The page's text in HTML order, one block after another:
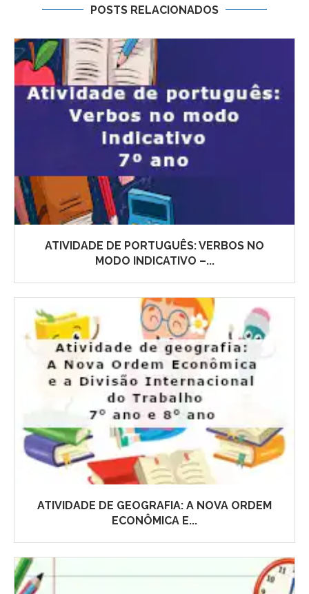
POSTS RELACIONADOS
ATIVIDADE DE PORTUGUÊS: VERBOS NO
MODO INDICATIVO –...
ATIVIDADE DE GEOGRAFIA: A NOVA ORDEM
ECONÔMICA E...